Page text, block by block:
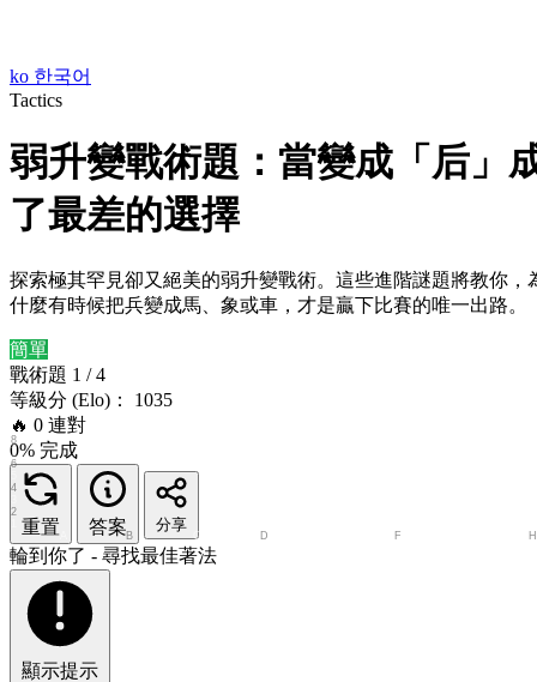
ko 한국어
Tactics
弱升變戰術題：當變成「后」
了最差的選擇
探索極其罕見卻又絕美的弱升變戰術。這些進階謎題將教你，
什麼有時候把兵變成馬、象或車，才是贏下比賽的唯一出路。
簡單
戰術題 1 / 4
等級分 (Elo)： 1035
🔥 0 連對
0% 完成
重置 答案 分享
2
4
6
7
8
A B C D F H
輪到你了 - 尋找最佳著法
顯示提示